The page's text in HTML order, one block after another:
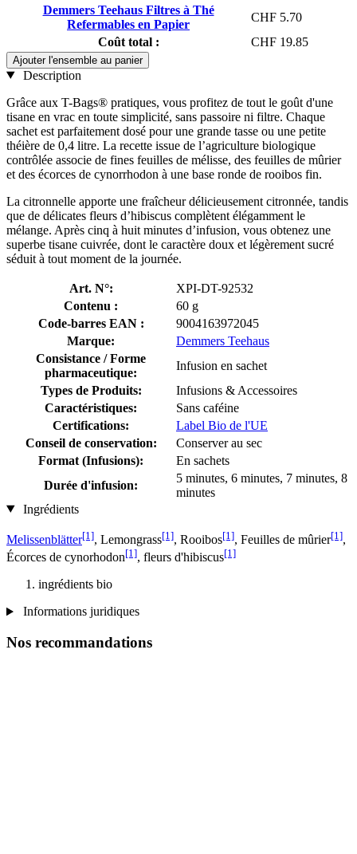
Demmers Teehaus Filtres à Thé
Refermables en Papier
CHF 5.70
Coût total :
CHF 19.85
Ajouter l'ensemble au panier
Description
Grâce aux T-Bags® pratiques, vous profitez de tout le goût d'une
tisane en vrac en toute simplicité, sans passoire ni filtre. Chaque
sachet est parfaitement dosé pour une grande tasse ou une petite
théière de 0,4 litre. La recette issue de l’agriculture biologique
contrôlée associe de fines feuilles de mélisse, des feuilles de mûrier
et des écorces de cynorrhodon à une base ronde de rooibos fin.
La citronnelle apporte une fraîcheur délicieusement citronnée, tandis
que de délicates fleurs d’hibiscus complètent élégamment le
mélange. Après cinq à huit minutes d’infusion, vous obtenez une
superbe tisane cuivrée, dont le caractère doux et légèrement sucré
séduit à tout moment de la journée.
Art. N°:
XPI-DT-92532
Contenu :
60 g
Code-barres EAN :
9004163972045
Marque:
Demmers Teehaus
Consistance / Forme
pharmaceutique:
Infusion en sachet
Types de Produits:
Infusions & Accessoires
Caractéristiques:
Sans caféine
Certifications:
Label Bio de l'UE
Conseil de conservation:
Conserver au sec
Format (Infusions):
En sachets
Durée d'infusion:
5 minutes, 6 minutes, 7 minutes, 8
minutes
Ingrédients
Melissenblätter[1], Lemongrass[1], Rooibos[1], Feuilles de mûrier[1],
Écorces de cynorhodon[1], fleurs d'hibiscus[1]
ingrédients bio
Informations juridiques
Nos recommandations